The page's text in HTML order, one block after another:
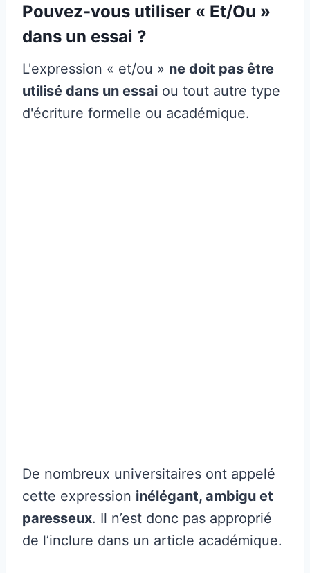
Pouvez-vous utiliser « Et/Ou »
dans un essai ?
L'expression « et/ou » ne doit pas être
utilisé dans un essai ou tout autre type
d'écriture formelle ou académique.
De nombreux universitaires ont appelé
cette expression inélégant, ambigu et
paresseux. Il n’est donc pas approprié
de l’inclure dans un article académique.